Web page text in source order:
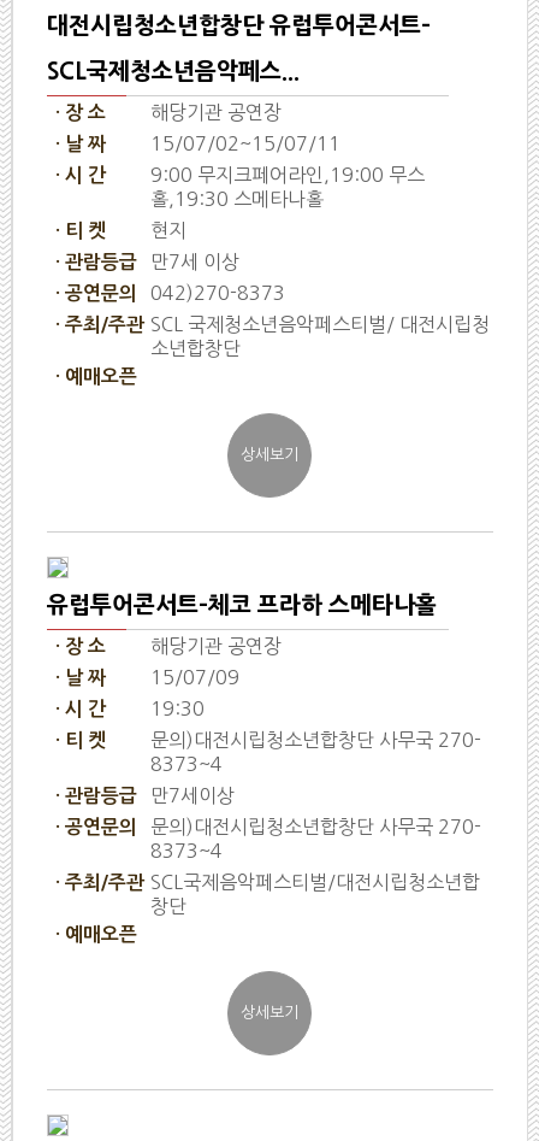
대전시립청소년합창단 유럽투어콘서트-
SCL국제청소년음악페스...
· 장 소 해당기관 공연장
· 날 짜 15/07/02~15/07/11
· 시 간
9:00 무지크페어라인,19:00 무스
홀,19:30 스메타나홀
· 티 켓 현지
· 관람등급 만7세 이상
· 공연문의 042)270-8373
· 주최/주관 SCL 국제청소년음악페스티벌/ 대전시립청
소년합창단
· 예매오픈
유럽투어콘서트-체코 프라하 스메타나홀
· 장 소 해당기관 공연장
· 날 짜 15/07/09
· 시 간 19:30
· 티 켓
문의)대전시립청소년합창단 사무국 270-
8373~4
· 관람등급 만7세이상
· 공연문의
문의)대전시립청소년합창단 사무국 270-
8373~4
· 주최/주관 SCL국제음악페스티벌/대전시립청소년합
창단
· 예매오픈